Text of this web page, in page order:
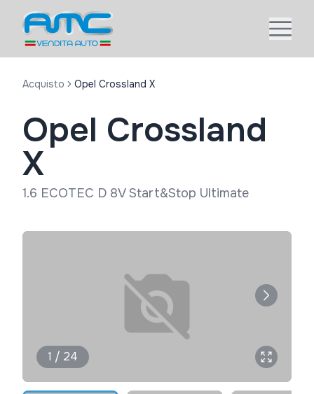
Acquisto Opel Crossland X
Opel Crossland
X
1.6 ECOTEC D 8V Start&Stop Ultimate
1 / 24